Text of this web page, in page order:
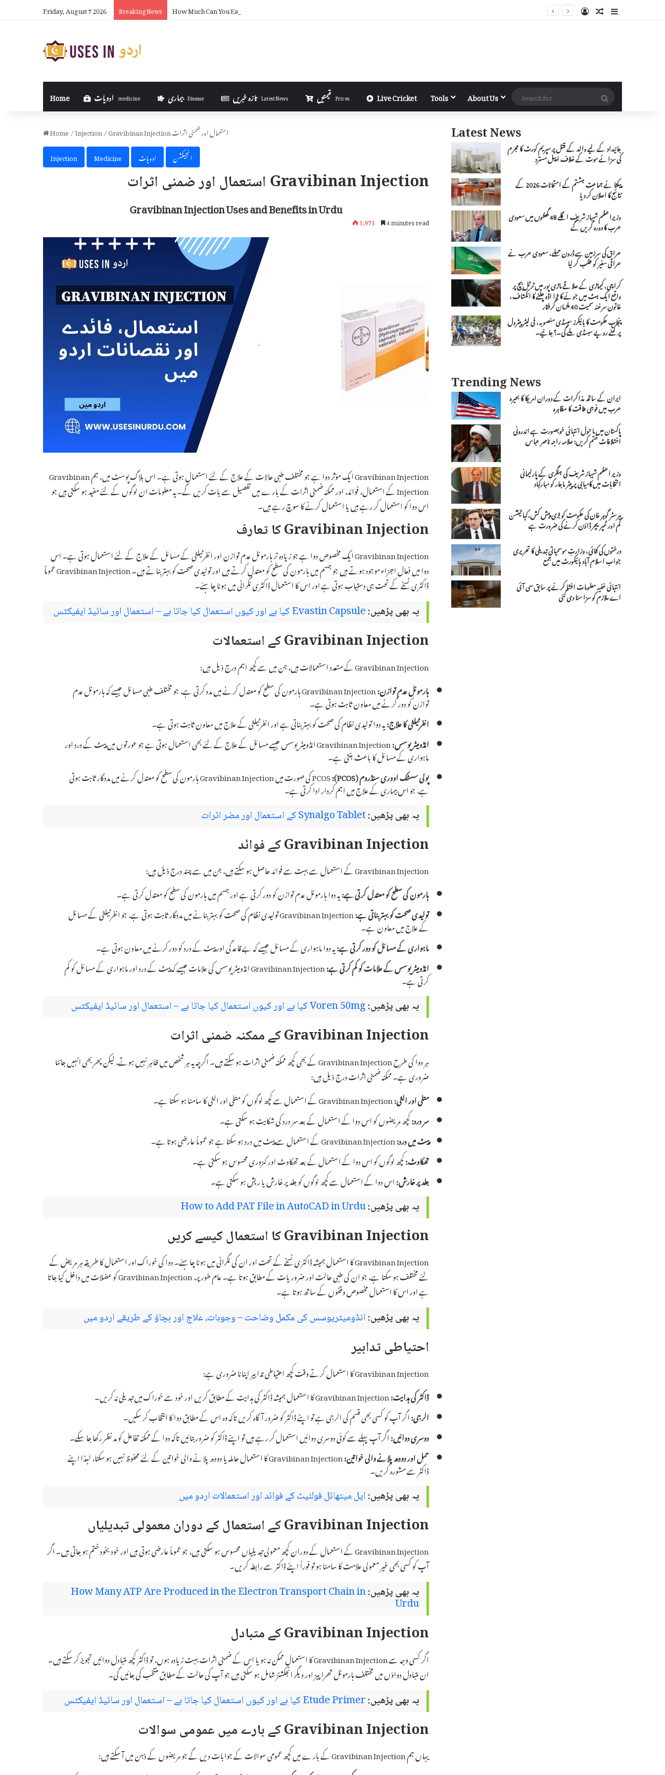
Friday, August 7 2026 Breaking News How Much Can You Earn from AdSense on Blogger in Urdu Log InRandom Article
Sidebar
Home medicine بیماری Disease تازہ خبریں Latest News Prices Live Cricket Tools About Us
Search
for
Home/Injection/
Gravibinan Injection استعمال اور ضمنی اثرات
Injection
Medicine ادویات انجیکشن
Gravibinan Injection استعمال اور ضمنی اثرات
Gravibinan Injection Uses and Benefits in Urdu
3,973 4 minutes read
Gravibinan Injection ایک مؤثر دوا ہے جو مختلف طبی حالات کے علاج کے لئے استعمال ہوتی ہے۔ اس بلاگ پوسٹ میں، ہم Gravibinan
Injection کے استعمال، فوائد، اور ممکنہ ضمنی اثرات کے بارے میں تفصیل سے بات کریں گے۔ یہ معلومات ان لوگوں کے لئے مفید ہو سکتی ہیں جو
اس دوا کو استعمال کر رہے ہیں یا استعمال کرنے کا سوچ رہے ہیں۔
Gravibinan Injection کا تعارف
Gravibinan Injection ایک مخصوص دوا ہے جو زیادہ تر ہارمونل عدم توازن اور انفرٹیلٹی کے مسائل کے علاج کے لئے استعمال ہوتی ہے۔ اس
دوا میں فعال اجزاء موجود ہوتے ہیں جو جسم میں ہارمون کی سطح کو معتدل کرتے ہیں اور تولیدی صحت کو بہتر بناتے ہیں۔ Gravibinan Injection عموماً
ڈاکٹری نسخے کے تحت ہی دستیاب ہوتی ہے اور اس کا استعمال ڈاکٹری نگرانی میں ہونا چاہئے۔
یہ بھی پڑھیں:Evastin Capsule کیا ہے اور کیوں استعمال کیا جاتا ہے – استعمال اور سائیڈ ایفیکٹس
Gravibinan Injection کے استعمالات
Gravibinan Injection کے متعدد استعمالات ہیں، جن میں سے کچھ اہم درج ذیل ہیں:
ہارمونل عدم توازن:
Gravibinan Injection ہارمون کی سطح کو معتدل کرنے میں مدد کرتی ہے، جو مختلف طبی مسائل جیسے کہ ہارمونل عدم
توازن کو دور کرنے میں معاون ثابت ہوتی ہے۔
انفرٹیلٹی کا علاج:یہ دوا تولیدی نظام کی صحت کو بہتر بناتی ہے اور انفرٹیلٹی کے علاج میں معاون ثابت ہوتی ہے۔
انڈومیٹریوسس:
Gravibinan Injection انڈومیٹریوسس جیسے مسائل کے علاج کے لئے بھی استعمال ہوتی ہے جو عورتوں میں پیٹ کے درد اور
ماہواری کے مسائل کا باعث بنتی ہے۔
پولی سسٹک اووری سنڈروم (PCOS):
PCOS کی صورت میں Gravibinan Injection ہارمون کی سطح کو معتدل کرنے میں مددگار ثابت ہوتی
ہے، جو اس بیماری کے علاج میں اہم کردار ادا کرتی ہے۔
یہ بھی پڑھیں:Synalgo Tablet کے استعمال اور مضر اثرات
Gravibinan Injection کے فوائد
Gravibinan Injection کے استعمال سے بہت سے فوائد حاصل ہو سکتے ہیں، جن میں سے چند درج ذیل ہیں:
ہارمون کی سطح کو معتدل کرتی ہے:یہ دوا ہارمونل عدم توازن کو دور کرتی ہے اور جسم میں ہارمون کی سطح کو معتدل کرتی ہے۔
تولیدی صحت کو بہتر بناتی ہے:
Gravibinan Injection تولیدی نظام کی صحت کو بہتر بنانے میں مددگار ثابت ہوتی ہے، جو انفرٹیلٹی کے مسائل
کے علاج میں معاون ہے۔
ماہواری کے مسائل کو دور کرتی ہے:یہ دوا ماہواری کے مسائل جیسے کہ بے قاعدگی اور پیٹ کے درد کو دور کرنے میں معاون ہوتی ہے۔
انڈومیٹریوسس کے علامات کو کم کرتی ہے:
Gravibinan Injection انڈومیٹریوسس کی علامات جیسے کہ پیٹ کے درد اور ماہواری کے مسائل کو کم
کرتی ہے۔
یہ بھی پڑھیں:Voren 50mg کیا ہے اور کیوں استعمال کیا جاتا ہے – استعمال اور سائیڈ ایفیکٹس
Gravibinan Injection کے ممکنہ ضمنی اثرات
ہر دوا کی طرح Gravibinan Injection کے بھی کچھ ممکنہ ضمنی اثرات ہو سکتے ہیں۔ اگرچہ یہ ہر شخص میں ظاہر نہیں ہوتے، لیکن پھر بھی انہیں جاننا
ضروری ہے۔ ممکنہ ضمنی اثرات درج ذیل ہیں:
متلی اور الٹی:
سر درد:کچھ مریضوں کو اس دوا کے استعمال کے بعد سر درد کی شکایت ہو سکتی ہے۔
پیٹ میں درد:
تھکاوٹ:کچھ لوگوں کو اس دوا کے استعمال کے بعد تھکاوٹ اور کمزوری محسوس ہو سکتی ہے۔
جلد پر خارش:اس دوا کے استعمال سے کچھ لوگوں کو جلد پر خارش یا ریش ہو سکتی ہے۔
یہ بھی پڑھیں:How to Add PAT File in AutoCAD in Urdu
Gravibinan Injection کا استعمال کیسے کریں
Gravibinan Injection کا استعمال ہمیشہ ڈاکٹری نسخے کے تحت اور ان کی نگرانی میں ہونا چاہئے۔ دوا کی خوراک اور استعمال کا طریقہ ہر مریض کے
لئے مختلف ہو سکتا ہے، جو ان کی طبی حالت اور ضروریات کے مطابق ہوتا ہے۔ عام طور پر، Gravibinan Injection کو عضلات میں داخل کیا جاتا
ہے اور اس کا استعمال مخصوص وقفوں کے ساتھ ہوتا ہے۔
یہ بھی پڑھیں:انڈومیٹریوسس کی مکمل وضاحت – وجوہات، علاج اور بچاؤ کے طریقے اردو میں
احتیاطی تدابیر
Gravibinan Injection کا استعمال کرتے وقت کچھ احتیاطی تدابیر اپنانا ضروری ہے:
ڈاکٹر کی ہدایت:
الرجی:اگر آپ کو کسی بھی قسم کی الرجی ہے تو اپنے ڈاکٹر کو ضرور آگاہ کریں تاکہ وہ اس کے مطابق دوا کا انتخاب کر سکیں۔
دوسری دوائیں:اگر آپ پہلے سے کوئی دوسری دوائیں استعمال کر رہے ہیں تو اپنے ڈاکٹر کو ضرور بتائیں تاکہ دوا کے ممکنہ تفاعل کو مد نظر رکھا جا سکے۔
حمل اور دودھ پلانے والی خواتین:
Gravibinan Injection کا استعمال حاملہ یا دودھ پلانے والی خواتین کے لئے محفوظ نہیں ہو سکتا، لہذا اپنے
ڈاکٹر سے مشورہ کریں۔
یہ بھی پڑھیں:ایل میتھائل فولئیٹ کے فوائد اور استعمالات اردو میں
Gravibinan Injection کے استعمال کے دوران معمولی تبدیلیاں
Gravibinan Injection کے استعمال کے دوران کچھ معمولی تبدیلیاں محسوس ہو سکتی ہیں، جو عموماً عارضی ہوتی ہیں اور خود بخود ختم ہو جاتی ہیں۔ اگر
آپ کو کسی بھی غیر معمولی علامت کا سامنا ہو تو فوراً اپنے ڈاکٹر سے رابطہ کریں۔
یہ بھی پڑھیں:How Many ATP Are Produced in the Electron Transport Chain in
Urdu
Gravibinan Injection کے متبادل
اگر کسی وجہ سے Gravibinan Injection کا استعمال ممکن نہ ہو یا اس کے ضمنی اثرات بہت زیادہ ہوں، تو ڈاکٹر کچھ متبادل دوائیں تجویز کر سکتے ہیں۔
ان متبادل دواؤں میں مختلف ہارمونل تھراپیز اور دیگر انجکشنز شامل ہو سکتی ہیں جو آپ کی حالت کے مطابق منتخب کی جائیں گی۔
یہ بھی پڑھیں:Etude Primer کیا ہے اور کیوں استعمال کیا جاتا ہے – استعمال اور سائیڈ ایفیکٹس
Gravibinan Injection کے بارے میں عمومی سوالات
یہاں ہم Gravibinan Injection کے بارے میں کچھ عمومی سوالات کے جوابات دیں گے جو مریضوں کے ذہن میں آ سکتے ہیں:
Latest News
جائیداد کے لیے والد کے قتل پر سپریم کورٹ کا مجرم
کی سزائے موت کے خلاف اپیل مسترد
پیکٹا نے جماعت ہشتم کے امتحانات 2026 کے
نتائج کا اعلان کر دیا
وزیراعظم شہباز شریف اگلے 48 گھنٹوں میں سعودی
عرب کا دورہ کریں گے
عراق کی سرزمین سے ڈرون حملے، سعودی عرب نے
عراقی سفیر کو طلب کر لیا
کراچی، کیماڑی کے علاقے ماڑی پور میں ٹرٹل بیچ پر
واقع ایک ہٹ میں جوئے کا بڑا اڈہ چلنے کا انکشاف،
خاتون سرغنہ سمیت 40 ملزمان گرفتار
پنجاب حکومت کا بائیکرز سبسڈی منصوبہ، فی لیٹر پیٹرول
پر کتنے روپے سبسڈی ملے گی۔؟ جانیے۔
Trending News
ایران کے ساتھ مذاکرات کے دوران امریکا کا بحیرہ
عرب میں فوجی طاقت کا مظاہرہ
پاکستان میں ماحول انتہائی خوبصورت ہے اندرونی
اختلافات ختم کریں: علامہ راجہ ناصر عباس
وزیر اعظم شہباز شریف کی ہنگری کے پارلیمانی
انتخابات میں کامیابی پر پیٹر ماجار کو مبارکباد
بیرسٹر گوہر خان کی حکومت کو بڑی پیش کش،کہا ٹینشن
کم اور ٹمپریچر ڈاؤن کرنے کی ضرورت ہے
درختوں کی کٹائی، وزارتِ موسمیاتی تبدیلی کا تحریری
جواب اسلام آباد ہائیکورٹ میں جمع
انتہائی خفیہ معلومات افشا کرنے پر سابق سی آئی
اے ملازم کو سزا سنا دی گئی